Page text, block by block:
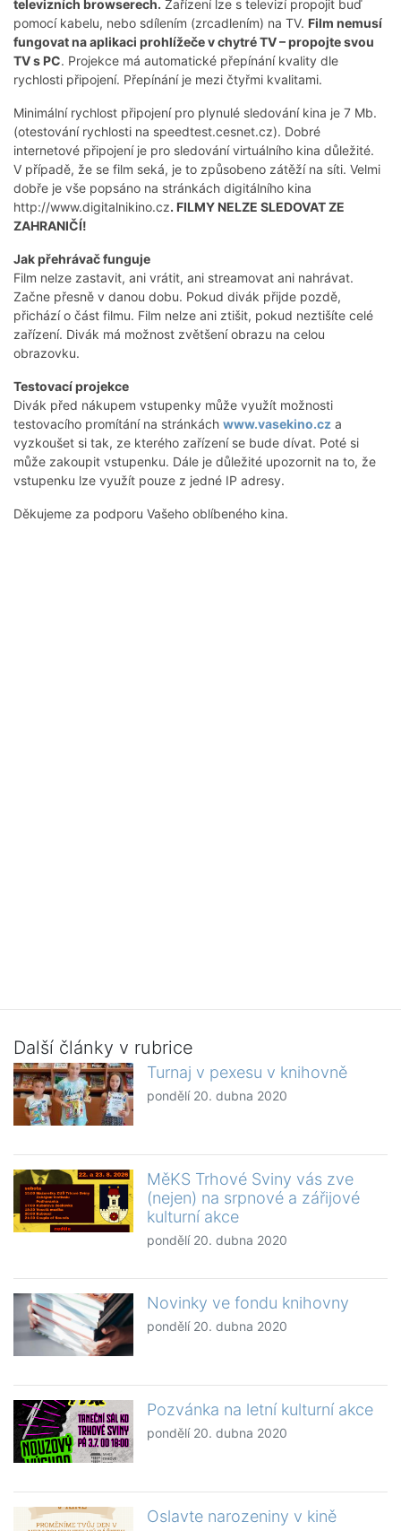
televizních browserech. Zařízení lze s televizí propojit buď
pomocí kabelu, nebo sdílením (zrcadlením) na TV. Film nemusí
fungovat na aplikaci prohlížeče v chytré TV – propojte svou
TV s PC. Projekce má automatické přepínání kvality dle
rychlosti připojení. Přepínání je mezi čtyřmi kvalitami.
Minimální rychlost připojení pro plynulé sledování kina je 7 Mb.
(otestování rychlosti na speedtest.cesnet.cz). Dobré
internetové připojení je pro sledování virtuálního kina důležité.
V případě, že se film seká, je to způsobeno zátěží na síti. Velmi
dobře je vše popsáno na stránkách digitálního kina
http://www.digitalnikino.cz. FILMY NELZE SLEDOVAT ZE
ZAHRANIČÍ!
Jak přehrávač funguje
Film nelze zastavit, ani vrátit, ani streamovat ani nahrávat.
Začne přesně v danou dobu. Pokud divák přijde pozdě,
přichází o část filmu. Film nelze ani ztišit, pokud neztišíte celé
zařízení. Divák má možnost zvětšení obrazu na celou
obrazovku.
Testovací projekce
Divák před nákupem vstupenky může využít možnosti
testovacího promítání na stránkách www.vasekino.cz a
vyzkoušet si tak, ze kterého zařízení se bude dívat. Poté si
může zakoupit vstupenku. Dále je důležité upozornit na to, že
vstupenku lze využít pouze z jedné IP adresy.
Děkujeme za podporu Vašeho oblíbeného kina.
Další články v rubrice
Turnaj v pexesu v knihovně
pondělí 20. dubna 2020
MěKS Trhové Sviny vás zve
(nejen) na srpnové a zářijové
kulturní akce
pondělí 20. dubna 2020
Novinky ve fondu knihovny
pondělí 20. dubna 2020
Pozvánka na letní kulturní akce
pondělí 20. dubna 2020
Oslavte narozeniny v kině